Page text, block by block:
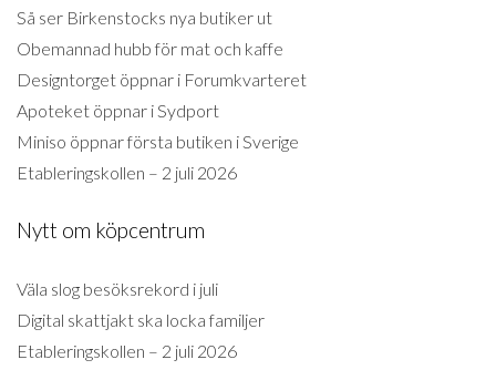
Så ser Birkenstocks nya butiker ut
Obemannad hubb för mat och kaffe
Designtorget öppnar i Forumkvarteret
Apoteket öppnar i Sydport
Miniso öppnar första butiken i Sverige
Etableringskollen – 2 juli 2026
Nytt om köpcentrum
Väla slog besöksrekord i juli
Digital skattjakt ska locka familjer
Etableringskollen – 2 juli 2026